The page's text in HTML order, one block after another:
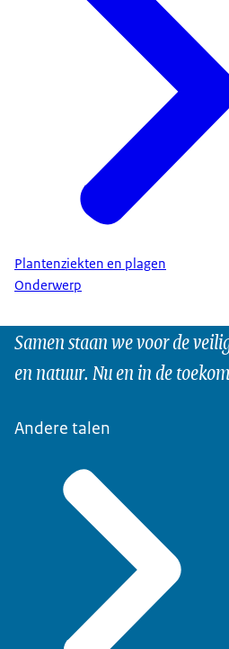
Plantenziekten en plagen
Onderwerp
Samen staan we voor de
en natuur. Nu en in de
Andere talen